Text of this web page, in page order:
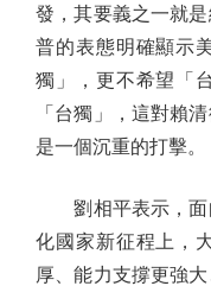
發，其要義之一就
普的表態明確顯示
獨」，更不希望「
「台獨」，這對賴
是一個沉重的打擊。
劉相平表示，面
化國家新征程上，
厚、能力支撐更強